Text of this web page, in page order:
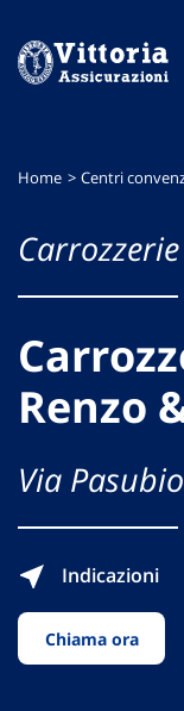
menu
contenuto
footer
Home Centri
Carrozzerie
Renzo
Via
Indicazioni
Chiama ora